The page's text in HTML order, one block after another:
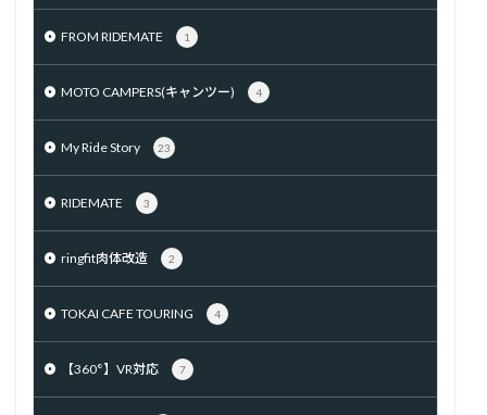
FROM RIDEMATE 1
MOTO CAMPERS(キャンツー) 4
My Ride Story 23
RIDEMATE 3
ringfit肉体改造 2
TOKAI CAFE TOURING 4
【360°】VR対応 7